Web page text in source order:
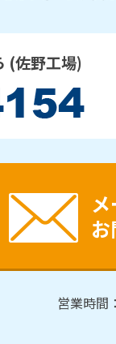
(佐野工場)
営業時間